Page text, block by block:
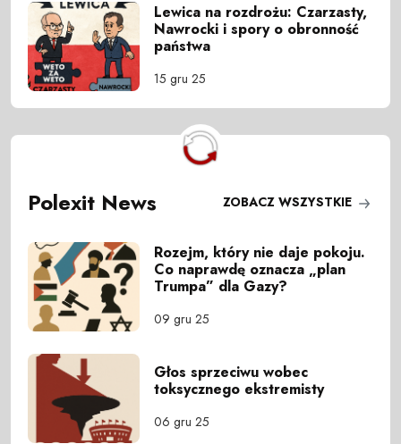
Lewica na rozdrożu: Czarzasty,
Nawrocki i spory o obronność
państwa
15 gru 25
Polexit News ZOBACZ WSZYSTKIE
Rozejm, który nie daje pokoju.
Co naprawdę oznacza „plan
Trumpa” dla Gazy?
09 gru 25
Głos sprzeciwu wobec
toksycznego ekstremisty
06 gru 25